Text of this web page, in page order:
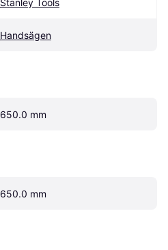
Handsägen
650.0 mm
650.0 mm